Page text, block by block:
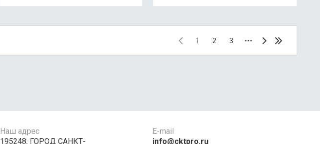
1 2 3
Наш адрес
195248, ГОРОД САНКТ-
E-mail
info@cktpro.ru